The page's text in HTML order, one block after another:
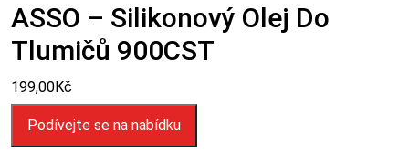
ASSO – Silikonový Olej Do
Tlumičů 900CST
199,00Kč
Podívejte se na nabídku